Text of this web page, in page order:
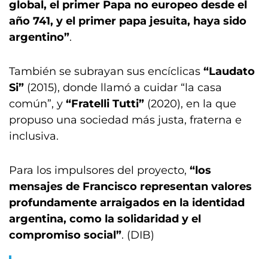
global, el primer Papa no europeo desde el
año 741, y el primer papa jesuita, haya sido
argentino”.
También se subrayan sus encíclicas “Laudato
Si” (2015), donde llamó a cuidar “la casa
común”, y “Fratelli Tutti” (2020), en la que
propuso una sociedad más justa, fraterna e
inclusiva.
Para los impulsores del proyecto, “los
mensajes de Francisco representan valores
profundamente arraigados en la identidad
argentina, como la solidaridad y el
compromiso social”. (DIB)